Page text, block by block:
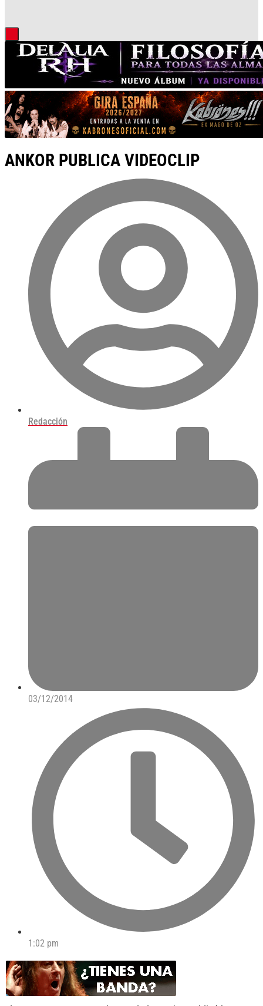
ANKOR PUBLICA VIDEOCLIP
Redacción
03/12/2014
1:02 pm